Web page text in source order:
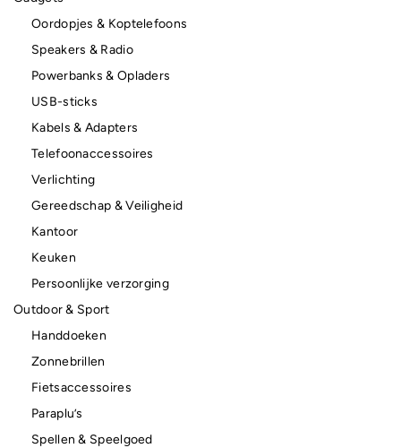
Oordopjes & Koptelefoons
Speakers & Radio
Powerbanks & Opladers
USB-sticks
Kabels & Adapters
Telefoonaccessoires
Verlichting
Gereedschap & Veiligheid
Kantoor
Keuken
Persoonlijke verzorging
Outdoor & Sport
Handdoeken
Zonnebrillen
Fietsaccessoires
Paraplu’s
Spellen & Speelgoed